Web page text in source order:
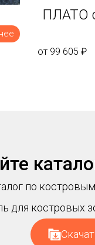
ПЛАТО
от 99 605 ₽
по
для костровых